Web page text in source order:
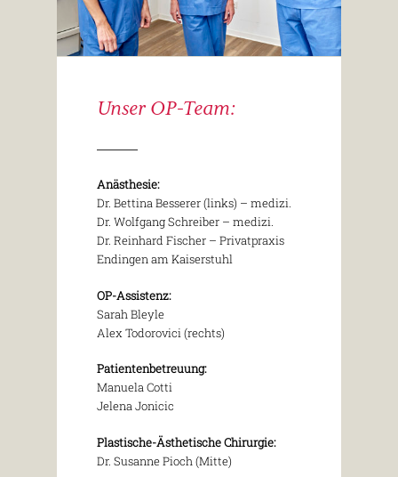
Unser OP-Team:
Anästhesie:
Dr. Bettina Besserer (links) – medizi.
Dr. Wolfgang Schreiber – medizi.
Dr. Reinhard Fischer – Privatpraxis
Endingen am Kaiserstuhl
OP-Assistenz:
Sarah Bleyle
Alex Todorovici (rechts)
Patientenbetreuung:
Manuela Cotti
Jelena Jonicic
Plastische-Ästhetische Chirurgie:
Dr. Susanne Pioch (Mitte)